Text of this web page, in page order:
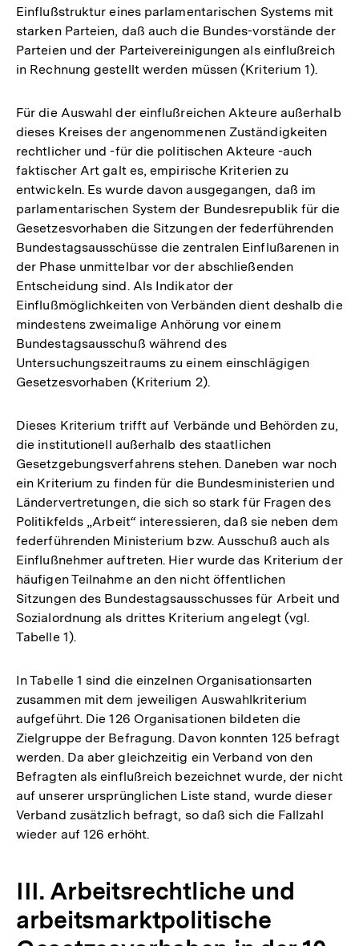
Einflußstruktur eines parlamentarischen Systems mit
starken Parteien, daß auch die Bundes-vorstände der
Parteien und der Parteivereinigungen als einflußreich
in Rechnung gestellt werden müssen (Kriterium 1).
Für die Auswahl der einflußreichen Akteure außerhalb
dieses Kreises der angenommenen Zuständigkeiten
rechtlicher und -für die politischen Akteure -auch
faktischer Art galt es, empirische Kriterien zu
entwickeln. Es wurde davon ausgegangen, daß im
parlamentarischen System der Bundesrepublik für die
Gesetzesvorhaben die Sitzungen der federführenden
Bundestagsausschüsse die zentralen Einflußarenen in
der Phase unmittelbar vor der abschließenden
Entscheidung sind. Als Indikator der
Einflußmöglichkeiten von Verbänden dient deshalb die
mindestens zweimalige Anhörung vor einem
Bundestagsausschuß während des
Untersuchungszeitraums zu einem einschlägigen
Gesetzesvorhaben (Kriterium 2).
Dieses Kriterium trifft auf Verbände und Behörden zu,
die institutionell außerhalb des staatlichen
Gesetzgebungsverfahrens stehen. Daneben war noch
ein Kriterium zu finden für die Bundesministerien und
Ländervertretungen, die sich so stark für Fragen des
Politikfelds „Arbeit“ interessieren, daß sie neben dem
federführenden Ministerium bzw. Ausschuß auch als
Einflußnehmer auftreten. Hier wurde das Kriterium der
häufigen Teilnahme an den nicht öffentlichen
Sitzungen des Bundestagsausschusses für Arbeit und
Sozialordnung als drittes Kriterium angelegt (vgl.
Tabelle 1).
In Tabelle 1 sind die einzelnen Organisationsarten
zusammen mit dem jeweiligen Auswahlkriterium
aufgeführt. Die 126 Organisationen bildeten die
Zielgruppe der Befragung. Davon konnten 125 befragt
werden. Da aber gleichzeitig ein Verband von den
Befragten als einflußreich bezeichnet wurde, der nicht
auf unserer ursprünglichen Liste stand, wurde dieser
Verband zusätzlich befragt, so daß sich die Fallzahl
wieder auf 126 erhöht.
III. Arbeitsrechtliche und
arbeitsmarktpolitische